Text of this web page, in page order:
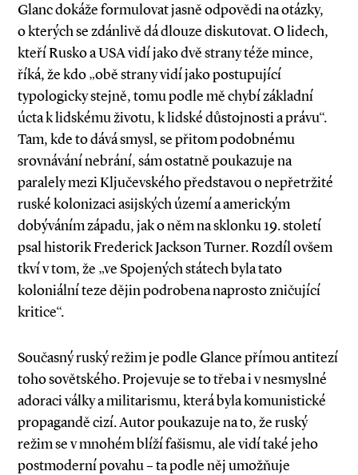
Glanc dokáže formulovat jasně odpovědi na otázky,
o kterých se zdánlivě dá dlouze diskutovat. O lidech,
kteří Rusko a USA vidí jako dvě strany téže mince,
říká, že kdo „obě strany vidí jako postupující
typologicky stejně, tomu podle mě chybí základní
úcta k lidskému životu, k lidské důstojnosti a právu“.
Tam, kde to dává smysl, se přitom podobnému
srovnávání nebrání, sám ostatně poukazuje na
paralely mezi Ključevského představou o nepřetržité
ruské kolonizaci asijských území a americkým
dobýváním západu, jak o něm na sklonku 19. století
psal historik Frederick Jackson Turner. Rozdíl ovšem
tkví v tom, že „ve Spojených státech byla tato
koloniální teze dějin podrobena naprosto zničující
kritice“.
Současný ruský režim je podle Glance přímou antitezí
toho sovětského. Projevuje se to třeba i v nesmyslné
adoraci války a militarismu, která byla komunistické
propagandě cizí. Autor poukazuje na to, že ruský
režim se v mnohém blíží fašismu, ale vidí také jeho
postmoderní povahu – ta podle něj umožňuje